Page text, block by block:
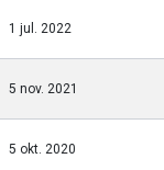
1 jul. 2022
5 nov. 2021
5 okt. 2020